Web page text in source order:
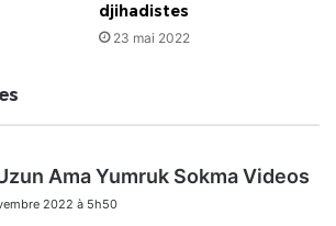
djihadistes
23 mai 2022
Ama Yumruk Sokma Videos
2022 à 5h50